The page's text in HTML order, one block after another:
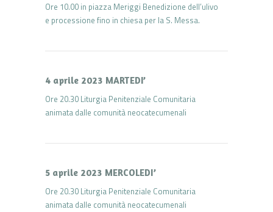
Ore 10.00 in piazza Meriggi Benedizione dell’ulivo
e processione fino in chiesa per la S. Messa.
4 aprile 2023 MARTEDI’
Ore 20.30 Liturgia Penitenziale Comunitaria
animata dalle comunità neocatecumenali
5 aprile 2023 MERCOLEDI’
Ore 20.30 Liturgia Penitenziale Comunitaria
animata dalle comunità neocatecumenali